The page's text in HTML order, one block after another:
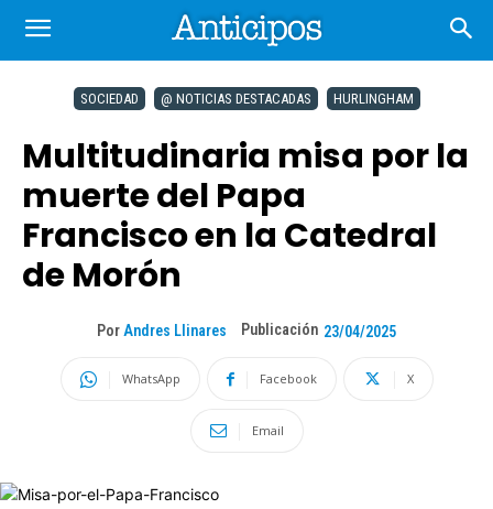
SOCIEDAD @ NOTICIAS DESTACADAS HURLINGHAM
Multitudinaria misa por la
muerte del Papa
Francisco en la Catedral
de Morón
Por Andres Llinares Publicación 23/04/2025
WhatsApp Facebook X
Email